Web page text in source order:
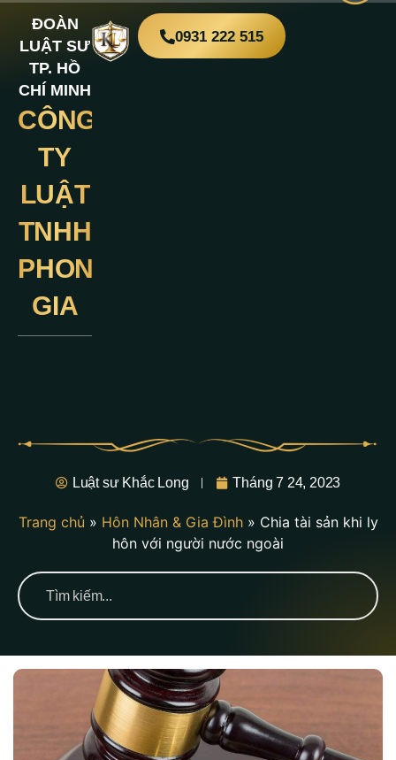
ĐOÀN
LUẬT SƯ
TP. HỒ
CHÍ MINH
CÔNG
TY
LUẬT
TNHH
PHONG
GIA
0931 222 515
Luật sư Khắc Long Tháng 7 24, 2023
Trang chủ » Hôn Nhân & Gia Đình» Chia tài sản khi ly
hôn với người nước ngoài